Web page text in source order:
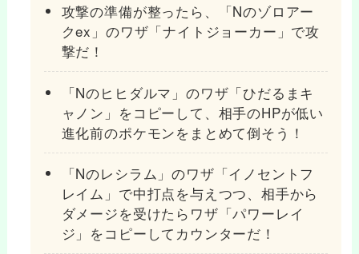
攻撃の準備が整ったら、「Nのゾロアー
クex」のワザ「ナイトジョーカー」で攻
撃だ！
「Nのヒヒダルマ」のワザ「ひだるまキ
ャノン」をコピーして、相手のHPが低い
進化前のポケモンをまとめて倒そう！
「Nのレシラム」のワザ「イノセントフ
レイム」で中打点を与えつつ、相手から
ダメージを受けたらワザ「パワーレイ
ジ」をコピーしてカウンターだ！